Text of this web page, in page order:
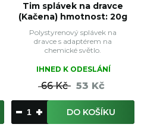
Tim splávek na dravce
(Kačena) hmotnost: 20g
Polystyrenový splávek na
dravce s adaptérem na
chemické světlo.
IHNED K ODESLÁNÍ
66 Kč 53 Kč
DO KOŠÍKU